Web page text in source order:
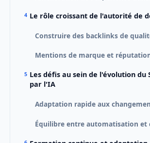
Le rôle croissant de l'autorité de
Construire des backlinks de
Mentions de marque et
Les défis au sein de l'évolution du
par l'IA
Adaptation rapide aux
Équilibre entre automatisation et